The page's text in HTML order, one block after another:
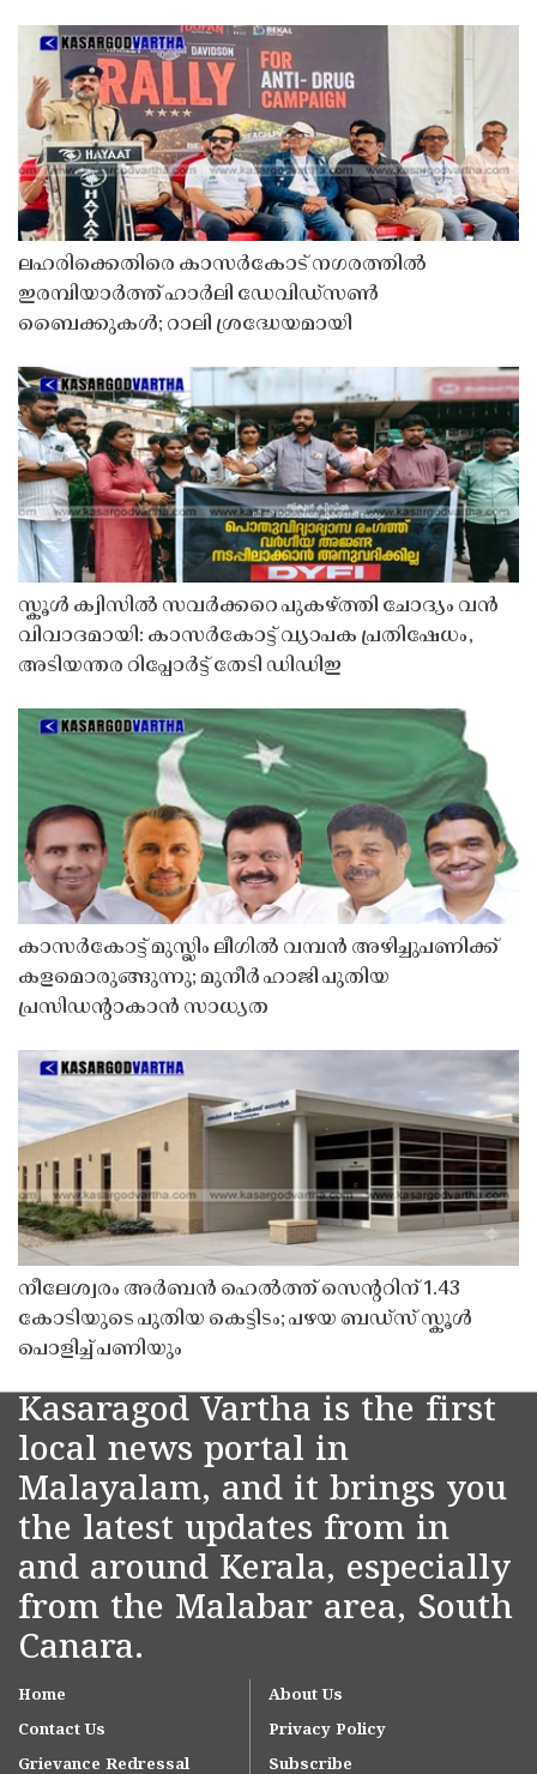
ലഹരിക്കെതിരെ കാസർകോട് നഗരത്തിൽ
ഇരമ്പിയാർത്ത് ഹാർലി ഡേവിഡ്‌സൺ
ബൈക്കുകൾ; റാലി ശ്രദ്ധേയമായി
സ്കൂൾ ക്വിസിൽ സവർക്കറെ പുകഴ്ത്തി ചോദ്യം വൻ
വിവാദമായി: കാസർകോട്ട് വ്യാപക പ്രതിഷേധം,
അടിയന്തര റിപ്പോർട്ട് തേടി ഡിഡിഇ
കാസർകോട്ട് മുസ്ലിം ലീഗിൽ വമ്പൻ അഴിച്ചുപണിക്ക്
കളമൊരുങ്ങുന്നു; മുനീർ ഹാജി പുതിയ
പ്രസിഡൻ്റാകാൻ സാധ്യത
നീലേശ്വരം അർബൻ ഹെൽത്ത് സെൻ്ററിന് 1.43
കോടിയുടെ പുതിയ കെട്ടിടം; പഴയ ബഡ്സ് സ്കൂൾ
പൊളിച്ച് പണിയും
Kasaragod Vartha is the first
local news portal in
Malayalam, and it brings you
the latest updates from in
and around Kerala, especially
from the Malabar area, South
Canara.
Home
About Us
Contact Us
Privacy Policy
Grievance Redressal
Subscribe